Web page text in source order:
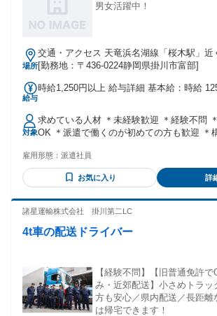
男女活躍中！
場所
交通・アクセス 天竜浜名湖線「桜木駅」近
[勤務地：〒436-0224静岡県掛川市富部]
給与
時給1,250円以上 給与詳細 基本給：時給 1250円
対象
求めている人材 ＊未経験歓迎 ＊経験不問
OK ＊派遣で働くのが初めての方も歓迎 ＊
こんな方にピッタリ＞ ◎長期でお仕事をし
仕事で効率よく稼ぎたい方
雇用形態： 派遣社員
お気に入り 詳
諸星運輸株式会社 掛川第二LC
4t車の配送ドライバー
【経験不問】【旧普通免許
み・近郊配送】小さめトラッ
方も安心／県内配送／長距離
は帰宅できます！